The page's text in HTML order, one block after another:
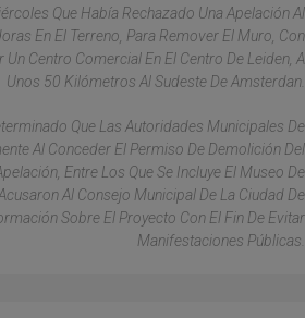
Que Había Rechazado Una Apelación Al
En El Terreno, Para Remover El Muro, Con
Un Centro Comercial En El Centro De Leiden, A
Unos 50 Kilómetros Al Sudeste De Amsterdan.
Que Las Autoridades Municipales De
Al Conceder El Permiso De Demolición Del
Entre Los Que Se Incluye El Museo De
Al Consejo Municipal De La Ciudad De
Sobre El Proyecto Con El Fin De Evitar
Manifestaciones Públicas.